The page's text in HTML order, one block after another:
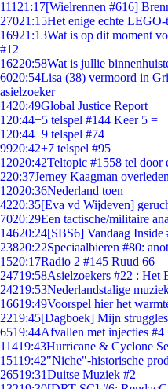
111 21:17[Wielrennen #616]
27021:15Het enige echte
16921:13Wat is op dit moment
#12
16220:58Wat is jullie
6020:54Lisa (38) vermoord in
asielzoeker
1420:49Global Justice Report
1 20:44+5 telspel #144 Keer 5 =
1 20:44+9 telspel #74
9920:42+7 telspel #95
12020:42Teltopic #1558 tel door
220:37Jerney Kaagman overleden
12020:36Nederland toen
4220:35[Eva vd Wijdeven]
7020:29Een tactische/militaire
14620:24[SBS6] Vandaag
23820:22Speciaalbieren #80:
1520:17Radio 2 #145 Ruud 66
24719:58Asielzoekers #22 : Het
24219:53Nederlandstalige
16619:49Voorspel hier het
2219:45[Dagboek] Mijn
6519:44Afvallen met injecties #4
11419:43Hurricane & Cyclone
15119:42"Niche"-historische
26519:31Duitse Muziek #2